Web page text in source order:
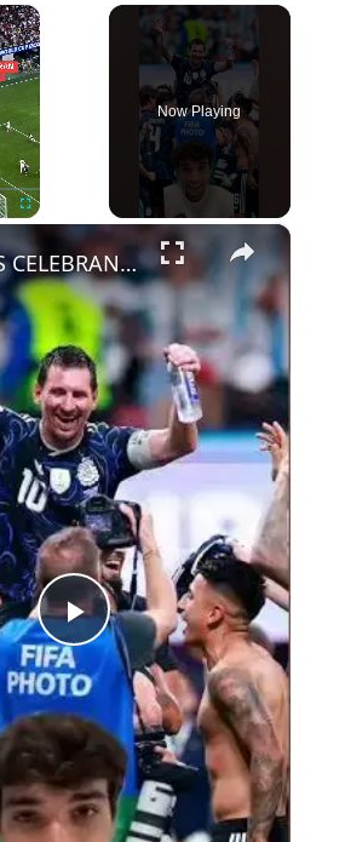
×
Now Playing
×
P
l
a
TODOS CELEBRAN CON MESSI